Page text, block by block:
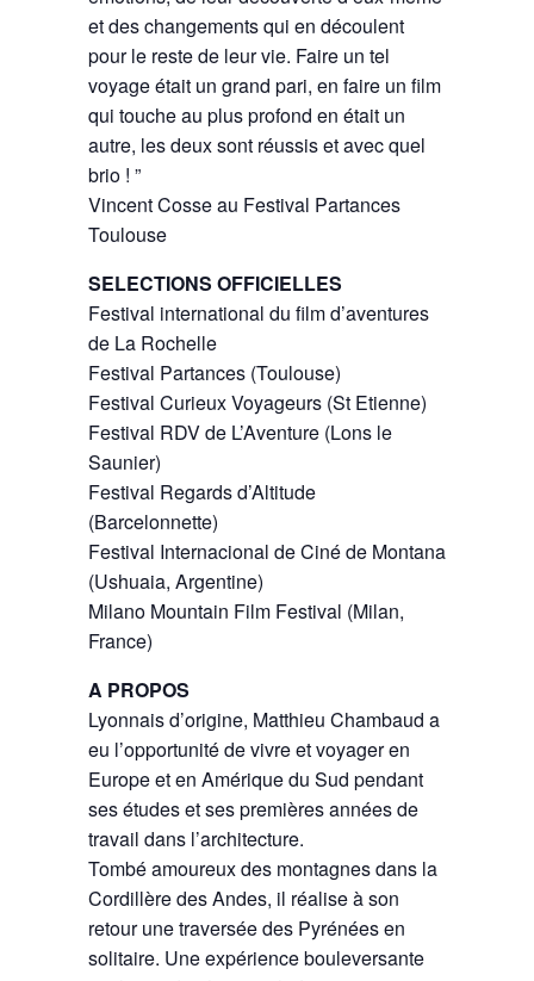
et des changements qui en découlent
pour le reste de leur vie. Faire un tel
voyage était un grand pari, en faire un film
qui touche au plus profond en était un
autre, les deux sont réussis et avec quel
brio ! ”
Vincent Cosse au Festival Partances
Toulouse
SELECTIONS OFFICIELLES
Festival international du film d’aventures
de La Rochelle
Festival Partances (Toulouse)
Festival Curieux Voyageurs (St Etienne)
Festival RDV de L’Aventure (Lons le
Saunier)
Festival Regards d’Altitude
(Barcelonnette)
Festival Internacional de Ciné de Montana
(Ushuaia, Argentine)
Milano Mountain Film Festival (Milan,
France)
A PROPOS
Lyonnais d’origine, Matthieu Chambaud a
eu l’opportunité de vivre et voyager en
Europe et en Amérique du Sud pendant
ses études et ses premières années de
travail dans l’architecture.
Tombé amoureux des montagnes dans la
Cordillère des Andes, il réalise à son
retour une traversée des Pyrénées en
solitaire. Une expérience bouleversante